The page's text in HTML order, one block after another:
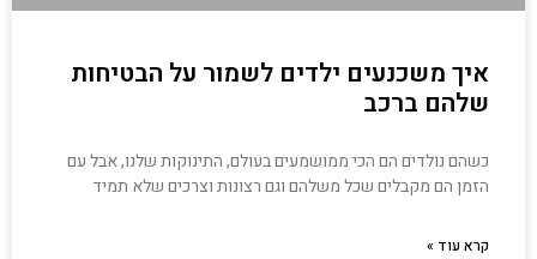
איך משכנעים ילדים לשמור על הבטיחות
שלהם ברכב
כשהם נולדים הם הכי ממושמעים בעולם, התינוקות שלנו, אבל עם
הזמן הם מקבלים שכל משלהם וגם רצונות וצרכים שלא תמיד
קרא עוד »